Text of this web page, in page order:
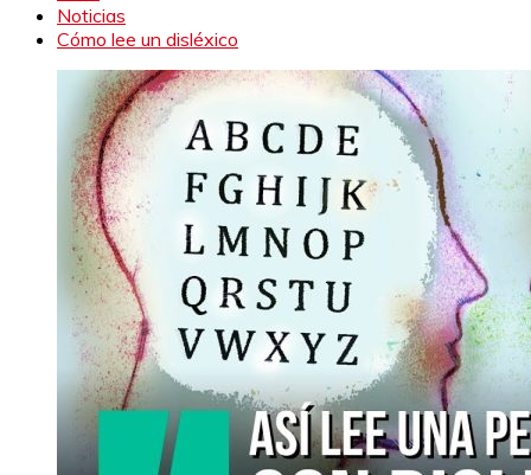
Noticias
Cómo lee un disléxico